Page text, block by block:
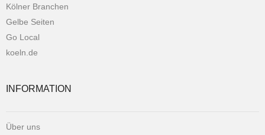
Kölner Branchen
Gelbe Seiten
Go Local
koeln.de
INFORMATION
Über uns